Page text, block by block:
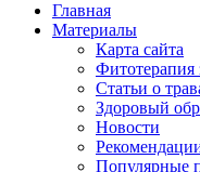
Главная
Материалы
Карта сайта
Фитотерапия
Статьи о
Здоровый
Новости
Популярные